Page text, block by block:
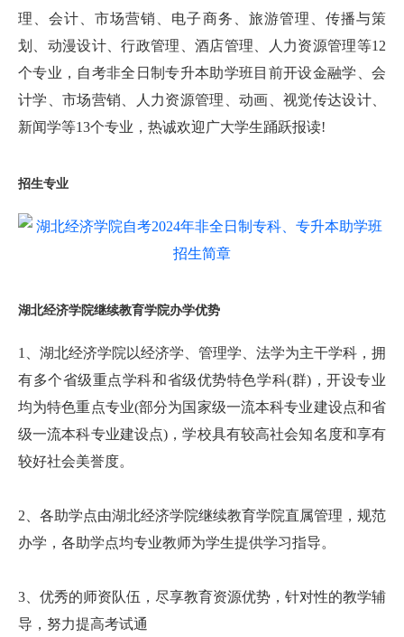
理、会计、市场营销、电子商务、旅游管理、传播与策
划、动漫设计、行政管理、酒店管理、人力资源管理等12
个专业，自考非全日制专升本助学班目前开设金融学、会
计学、市场营销、人力资源管理、动画、视觉传达设计、
新闻学等13个专业，热诚欢迎广大学生踊跃报读!
招生专业
湖北经济学院继续教育学院办学优势
1、湖北经济学院以经济学、管理学、法学为主干学科，拥
有多个省级重点学科和省级优势特色学科(群)，开设专业
均为特色重点专业(部分为国家级一流本科专业建设点和省
级一流本科专业建设点)，学校具有较高社会知名度和享有
较好社会美誉度。
2、各助学点由湖北经济学院继续教育学院直属管理，规范
办学，各助学点均专业教师为学生提供学习指导。
3、优秀的师资队伍，尽享教育资源优势，针对性的教学辅
导，努力提高考试通